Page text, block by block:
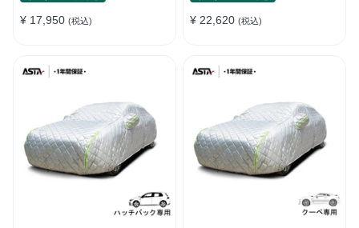
¥ 17,950 (税込) ¥ 22,620 (税込)